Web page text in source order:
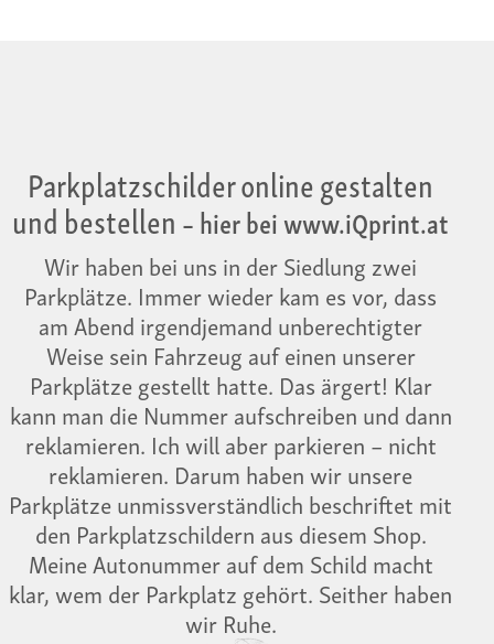
Parkplatzschilder online gestalten
und bestellen– hier bei www.iQprint.at
Wir haben bei uns in der Siedlung zwei
Parkplätze. Immer wieder kam es vor, dass
am Abend irgendjemand unberechtigter
Weise sein Fahrzeug auf einen unserer
Parkplätze gestellt hatte. Das ärgert! Klar
kann man die Nummer aufschreiben und dann
reklamieren. Ich will aber parkieren – nicht
reklamieren. Darum haben wir unsere
Parkplätze unmissverständlich beschriftet mit
den Parkplatzschildern aus diesem Shop.
Meine Autonummer auf dem Schild macht
klar, wem der Parkplatz gehört. Seither haben
wir Ruhe.